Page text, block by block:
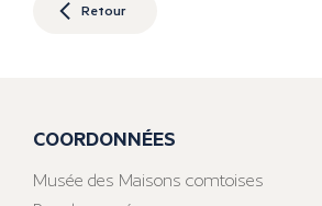
Retour
COORDONNÉES
Musée des Maisons comtoises